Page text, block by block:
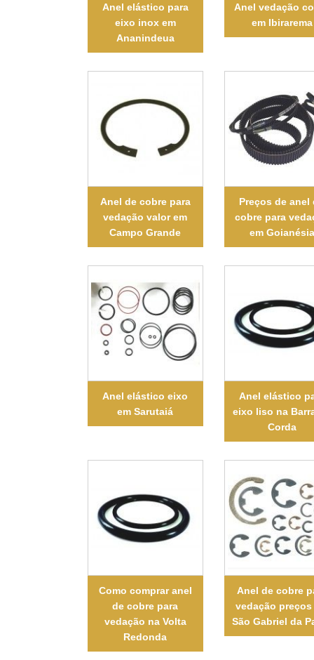
Anel elástico para
eixo inox em
Ananindeua
Anel vedação
em Ibirarema
Anel de cobre para
vedação valor em
Campo Grande
Preços de anel
cobre para
em Goianésia
Anel elástico eixo
em Sarutaiá
Anel elástico
eixo liso na
Corda
Como comprar anel
de cobre para
vedação na Volta
Redonda
Anel de cobre
vedação preços
São Gabriel da